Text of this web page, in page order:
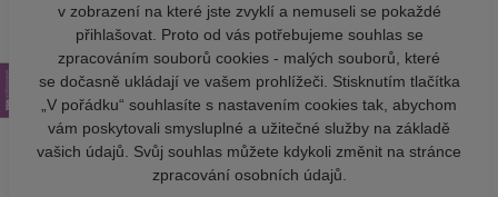
v zobrazení na které jste zvyklí a nemuseli se pokaždé
přihlašovat. Proto od vás potřebujeme souhlas se
zpracováním souborů cookies - malých souborů, které
se dočasně ukládají ve vašem prohlížeči. Stisknutím tlačítka
„V pořádku“ souhlasíte s nastavením cookies tak, abychom
vám poskytovali smysluplné a užitečné služby na základě
vašich údajů. Svůj souhlas můžete kdykoli změnit na stránce
zpracování osobních údajů.